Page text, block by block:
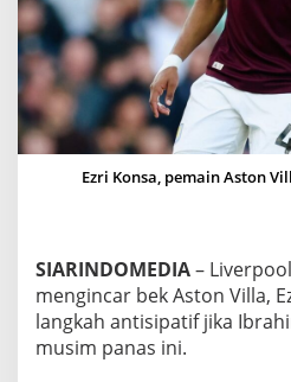
K
O
N
S
,
N
T
P
A
S
I
Ezri Konsa, pemain Aston
SIARINDOMEDIA–
mengincar bek Aston Villa,
langkah antisipatif jika
musim panas ini.